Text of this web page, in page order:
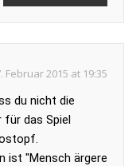
Februar 2015 at 19:35
du nicht die
für das Spiel
ist "Mensch ärgere